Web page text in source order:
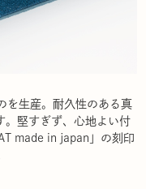
を生産。耐久性のある真
。堅すぎず、心地よい付
made in japan」の刻印